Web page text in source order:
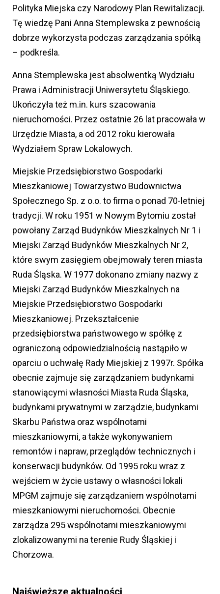
Polityka Miejska czy Narodowy Plan Rewitalizacji.
Tę wiedzę Pani Anna Stemplewska z pewnością
dobrze wykorzysta podczas zarządzania spółką
– podkreśla.
Anna Stemplewska jest absolwentką Wydziału
Prawa i Administracji Uniwersytetu Śląskiego.
Ukończyła też m.in. kurs szacowania
nieruchomości. Przez ostatnie 26 lat pracowała w
Urzędzie Miasta, a od 2012 roku kierowała
Wydziałem Spraw Lokalowych.
Miejskie Przedsiębiorstwo Gospodarki
Mieszkaniowej Towarzystwo Budownictwa
Społecznego Sp. z o.o. to firma o ponad 70-letniej
tradycji. W roku 1951 w Nowym Bytomiu został
powołany Zarząd Budynków Mieszkalnych Nr 1 i
Miejski Zarząd Budynków Mieszkalnych Nr 2,
które swym zasięgiem obejmowały teren miasta
Ruda Śląska. W 1977 dokonano zmiany nazwy z
Miejski Zarząd Budynków Mieszkalnych na
Miejskie Przedsiębiorstwo Gospodarki
Mieszkaniowej. Przekształcenie
przedsiębiorstwa państwowego w spółkę z
ograniczoną odpowiedzialnością nastąpiło w
oparciu o uchwałę Rady Miejskiej z 1997r. Spółka
obecnie zajmuje się zarządzaniem budynkami
stanowiącymi własności Miasta Ruda Śląska,
budynkami prywatnymi w zarządzie, budynkami
Skarbu Państwa oraz wspólnotami
mieszkaniowymi, a także wykonywaniem
remontów i napraw, przeglądów technicznych i
konserwacji budynków. Od 1995 roku wraz z
wejściem w życie ustawy o własności lokali
MPGM zajmuje się zarządzaniem wspólnotami
mieszkaniowymi nieruchomości. Obecnie
zarządza 295 wspólnotami mieszkaniowymi
zlokalizowanymi na terenie Rudy Śląskiej i
Chorzowa.
Najświeższe aktualności